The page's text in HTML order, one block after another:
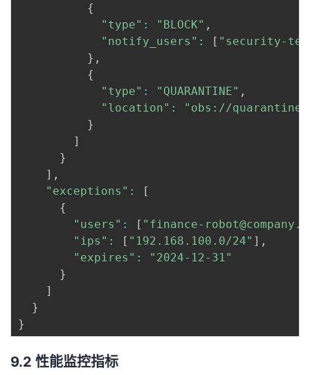
{
"type" : "BLOCK" ,
"notify_users" : [ "security-
} ,
{
"type" : "QUARANTINE" ,
"location" :
"obs://quarantine-
}
]
}
] ,
"exceptions" :
[
{
"users" : [ "finance-
"ips" : [ "192.168.100.0/24" ] ,
"expires" :
"2024-12-31"
}
]
}
}
9.2 性能监控指标